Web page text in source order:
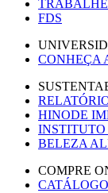
FDS
CONHEÇA
HINODE
INSTITUTO
BELEZA
COMPRE